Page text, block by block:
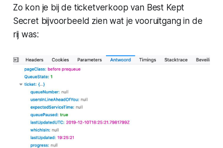
Zo kon je bij de ticketverkoop van Best Kept
Secret bijvoorbeeld zien wat je vooruitgang in de
rij was: